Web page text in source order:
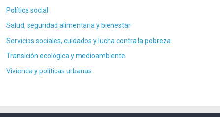
Política social
Salud, seguridad alimentaria y bienestar
Servicios sociales, cuidados y lucha contra la pobreza
Transición ecológica y medioambiente
Vivienda y políticas urbanas